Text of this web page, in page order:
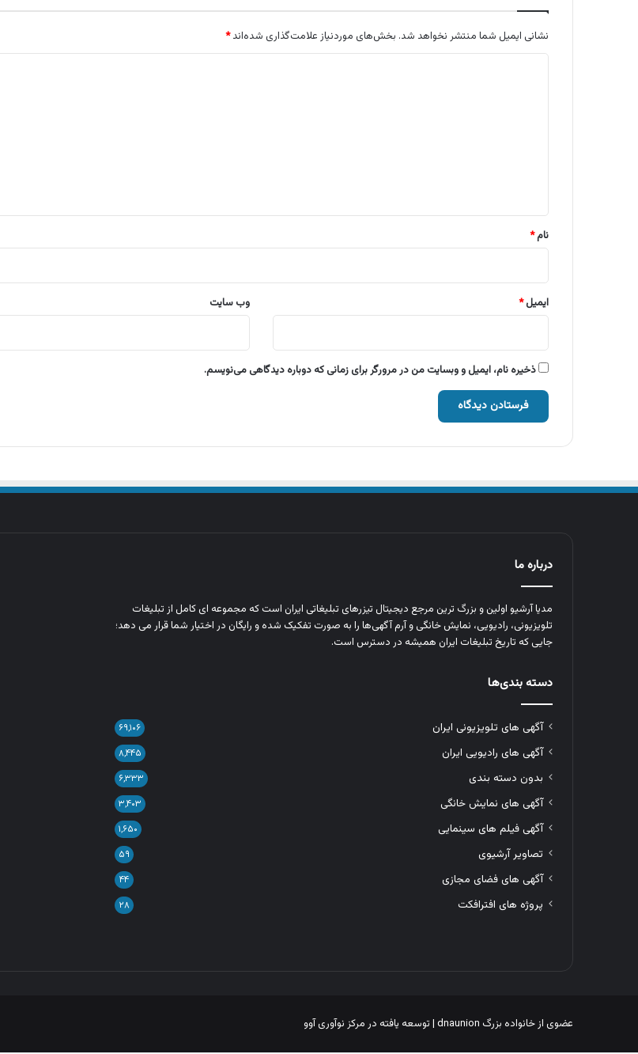
نشانی ایمیل شما منتشر نخواهد شد. بخش‌های موردنیاز علامت‌گذاری شده‌اند*
نام*
ایمیل* وب‌ سایت
ذخیره نام، ایمیل و وبسایت من در مرورگر برای زمانی که دوباره دیدگاهی می‌نویسم.
درباره ما
مدیا آرشیو اولین و بزرگ‌ ترین مرجع دیجیتال تیزرهای تبلیغاتی ایران است که مجموعه‌ ای کامل از تبلیغات
تلویزیونی، رادیویی، نمایش خانگی و آرم‌ آگهی‌ها را به‌ صورت تفکیک‌ شده و رایگان در اختیار شما قرار می‌ دهد؛
جایی که تاریخ تبلیغات ایران همیشه در دسترس است.
دسته بندی‌ها
آگهی های تلویزیونی ایران ۶۹,۱۰۶
آگهی های رادیویی ایران ۸,۴۴۵
بدون دسته بندی ۶,۳۳۳
آگهی های نمایش خانگی ۳,۴۰۳
آگهی فیلم های سینمایی ۱,۶۵۰
تصاویر آرشیوی ۵۹
آگهی های فضای مجازی ۴۴
پروژه های افترافکت ۲۸
عضوی از خانواده بزرگ dnaunion | توسعه یافته در مرکز نوآوری آوو